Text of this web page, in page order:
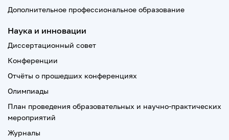
Дополнительное профессиональное образование
Наука и инновации
Диссертационный совет
Конференции
Отчёты о прошедших конференциях
Олимпиады
План проведения образовательных и научно-практических
мероприятий
Журналы